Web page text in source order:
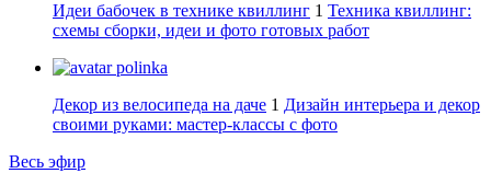
Идеи бабочек в технике квиллинг 1 Техника квиллинг:
схемы сборки, идеи и фото готовых работ
polinka
Декор из велосипеда на даче 1 Дизайн интерьера и декор
своими руками: мастер-классы с фото
Весь эфир